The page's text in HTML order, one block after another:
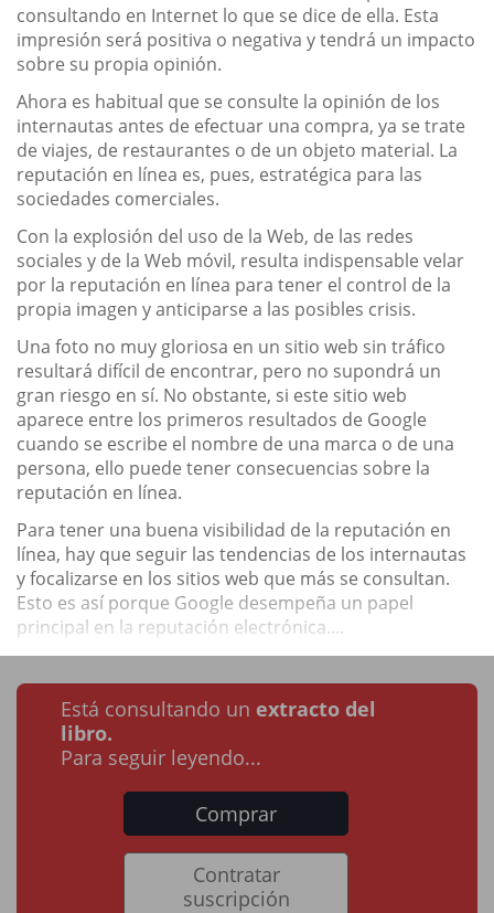
consultando en Internet lo que se dice de ella. Esta
impresión será positiva o negativa y tendrá un impacto
sobre su propia opinión.
Ahora es habitual que se consulte la opinión de los
internautas antes de efectuar una compra, ya se trate
de viajes, de restaurantes o de un objeto material. La
reputación en línea es, pues, estratégica para las
sociedades comerciales.
Con la explosión del uso de la Web, de las redes
sociales y de la Web móvil, resulta indispensable velar
por la reputación en línea para tener el control de la
propia imagen y anticiparse a las posibles crisis.
Una foto no muy gloriosa en un sitio web sin tráfico
resultará difícil de encontrar, pero no supondrá un
gran riesgo en sí. No obstante, si este sitio web
aparece entre los primeros resultados de Google
cuando se escribe el nombre de una marca o de una
persona, ello puede tener consecuencias sobre la
reputación en línea.
Para tener una buena visibilidad de la reputación en
línea, hay que seguir las tendencias de los internautas
y focalizarse en los sitios web que más se consultan.
Esto es así porque Google desempeña un papel
principal en la reputación electrónica....
Está consultando un extracto del
libro.
Para seguir leyendo...
Comprar
Contratar
suscripción